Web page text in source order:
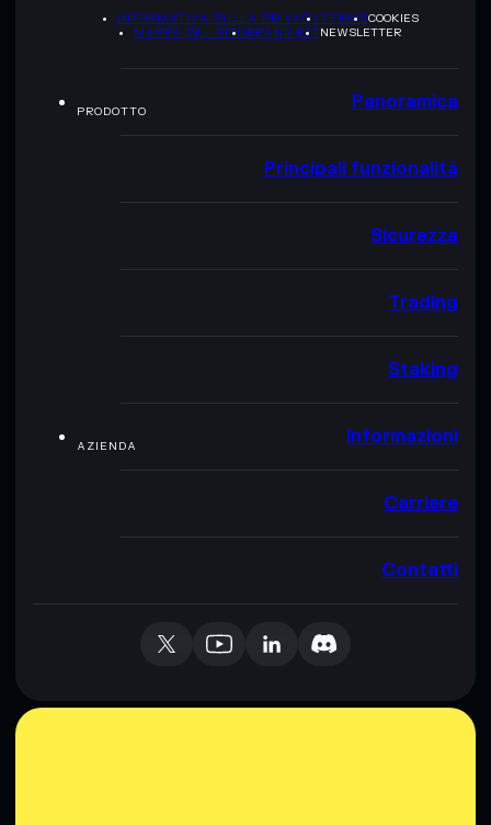
INFORMATIVA SULLA PRIVACYTERMSCOOKIES
MAPPA DEL SITOBRAND KITNEWSLETTER
PRODOTTO Panoramica
Principali funzionalità
Sicurezza
Trading
Staking
AZIENDA Informazioni
Carriere
Contatti